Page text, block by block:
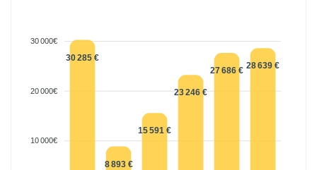
30 000€
20 000€
10 000€
30 285 €
8 893 €
15 591 €
23 246 €
27 686 € 28 639 €